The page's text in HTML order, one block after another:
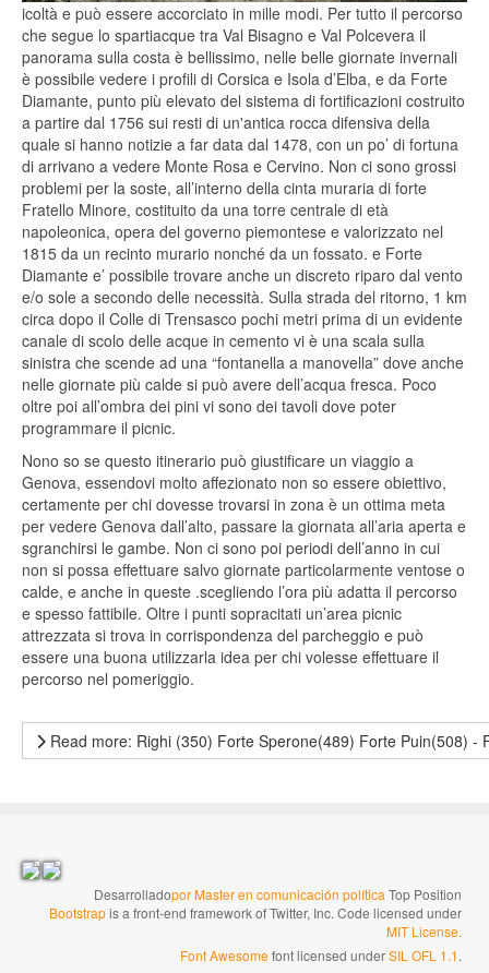
icoltà e può essere accorciato in mille modi. Per tutto il percorso
che segue lo spartiacque tra Val Bisagno e Val Polcevera il
panorama sulla costa è bellissimo, nelle belle giornate invernali
è possibile vedere i profili di Corsica e Isola d’Elba, e da Forte
Diamante, punto più elevato del sistema di fortificazioni costruito
a partire dal 1756 sui resti di un'antica rocca difensiva della
quale si hanno notizie a far data dal 1478, con un po’ di fortuna
di arrivano a vedere Monte Rosa e Cervino. Non ci sono grossi
problemi per la soste, all’interno della cinta muraria di forte
Fratello Minore, costituito da una torre centrale di età
napoleonica, opera del governo piemontese e valorizzato nel
1815 da un recinto murario nonché da un fossato. e Forte
Diamante e’ possibile trovare anche un discreto riparo dal vento
e/o sole a secondo delle necessità. Sulla strada del ritorno, 1 km
circa dopo il Colle di Trensasco pochi metri prima di un evidente
canale di scolo delle acque in cemento vi è una scala sulla
sinistra che scende ad una “fontanella a manovella” dove anche
nelle giornate più calde si può avere dell’acqua fresca. Poco
oltre poi all’ombra dei pini vi sono dei tavoli dove poter
programmare il picnic.
Nono so se questo itinerario può giustificare un viaggio a
Genova, essendovi molto affezionato non so essere obiettivo,
certamente per chi dovesse trovarsi in zona è un ottima meta
per vedere Genova dall’alto, passare la giornata all’aria aperta e
sgranchirsi le gambe. Non ci sono poi periodi dell’anno in cui
non si possa effettuare salvo giornate particolarmente ventose o
calde, e anche in queste .scegliendo l’ora più adatta il percorso
e spesso fattibile. Oltre i punti sopracitati un’area picnic
attrezzata si trova in corrispondenza del parcheggio e può
essere una buona utilizzarla idea per chi volesse effettuare il
percorso nel pomeriggio.
Read more: Righi (350) Forte Sperone(489) Forte Puin(508) -
Desarrolladopor Master en comunicación política Top Position
Bootstrapis a front-end framework of Twitter, Inc. Code licensed under
MIT License.
Font Awesomefont licensed underSIL OFL 1.1.